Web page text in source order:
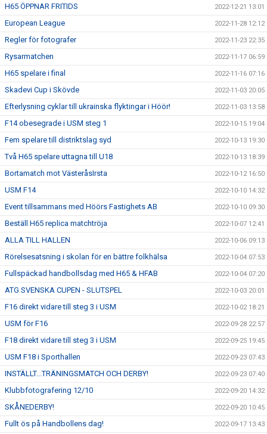
H65 ÖPPNAR FRITIDS 2022-12-21 13:01
European League 2022-11-28 12:12
Regler för fotografer 2022-11-23 22:35
Rysarmatchen 2022-11-17 06:59
H65 spelare i final 2022-11-16 07:16
Skadevi Cup i Skövde 2022-11-03 20:05
Efterlysning cyklar till ukrainska flyktingar i Höör! 2022-11-03 13:58
F14 obesegrade i USM steg 1 2022-10-15 19:04
Fem spelare till distriktslag syd 2022-10-13 19:30
Två H65 spelare uttagna till U18 2022-10-13 18:39
Bortamatch mot VästeråsIrsta 2022-10-12 16:50
USM F14 2022-10-10 14:32
Event tillsammans med Höörs Fastighets AB 2022-10-10 09:30
Beställ H65 replica matchtröja 2022-10-07 12:41
ALLA TILL HALLEN 2022-10-06 09:13
Rörelsesatsning i skolan för en bättre folkhälsa 2022-10-04 07:53
Fullspäckad handbollsdag med H65 & HFAB 2022-10-04 07:20
ATG SVENSKA CUPEN - SLUTSPEL 2022-10-03 20:01
F16 direkt vidare till steg 3 i USM 2022-10-02 18:21
USM för F16 2022-09-28 22:57
F18 direkt vidare till steg 3 i USM 2022-09-25 19:45
USM F18 i Sporthallen 2022-09-23 07:43
INSTÄLLT...TRÄNINGSMATCH OCH DERBY! 2022-09-23 07:40
Klubbfotografering 12/10 2022-09-20 14:32
SKÅNEDERBY! 2022-09-20 10:45
Fullt ös på Handbollens dag! 2022-09-17 13:43